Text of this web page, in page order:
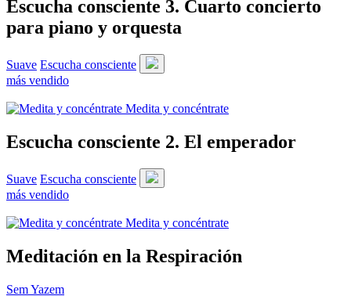
Escucha consciente 3. Cuarto concierto
para piano y orquesta
Suave Escucha consciente
más vendido
Medita y concéntrate
Escucha consciente 2. El emperador
Suave Escucha consciente
más vendido
Medita y concéntrate
Meditación en la Respiración
Sem Yazem